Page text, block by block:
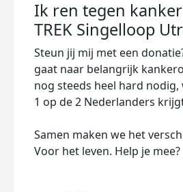
Ik ren tegen
TREK Singelloop
Steun jij mij met een
gaat naar belangrijk
nog steeds heel hard
1 op de 2 Nederlanders
Samen maken we het
Voor het leven. Help je mee?